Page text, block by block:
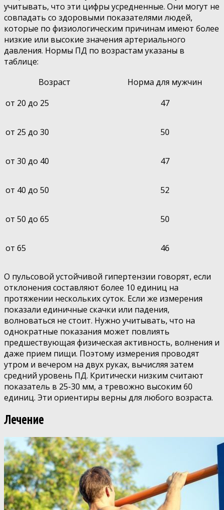
учитывать, что эти цифры усредненные. Они могут не
совпадать со здоровыми показателями людей,
которые по физиологическим причинам имеют более
низкие или высокие значения артериального
давления. Нормы ПД по возрастам указаны в
таблице:
Возраст
Норма для мужчин
от 20 до 25
47
от 25 до 30 50
от 30 до 40 47
от 40 до 50 52
от 50 до 65 50
от 65 46
О пульсовой устойчивой гипертензии говорят, если
отклонения составляют более 10 единиц на
протяжении нескольких суток. Если же измерения
показали единичные скачки или падения,
волноваться не стоит. Нужно учитывать, что на
однократные показания может повлиять
предшествующая физическая активность, волнения и
даже прием пищи. Поэтому измерения проводят
утром и вечером на двух руках, вычисляя затем
средний уровень ПД. Критически низким считают
показатель в 25-30 мм, а тревожно высоким 60
единиц. Эти ориентиры верны для любого возраста.
Лечение